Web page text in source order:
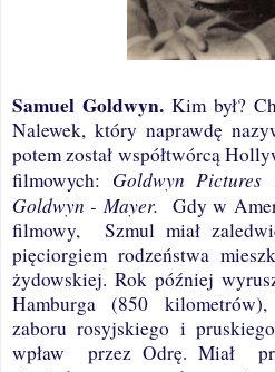
Samuel Goldwyn. Kim był?
Nalewek, który naprawdę
potem został współtwórcą
filmowych: Goldwyn Pictures
Goldwyn - Mayer. Gdy w
filmowy,
Szmul miał
pięciorgiem rodzeństwa
żydowskiej. Rok później
Hamburga (850 kilometrów),
zaboru rosyjskiego i
wpław
przez Odrę. Miał